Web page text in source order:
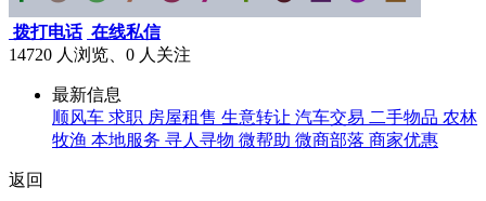
拨打电话 在线私信
14720 人浏览、0 人关注
最新信息
顺风车 求职 房屋租售 生意转让 汽车交易 二手物品 农林
牧渔 本地服务 寻人寻物 微帮助 微商部落 商家优惠
返回